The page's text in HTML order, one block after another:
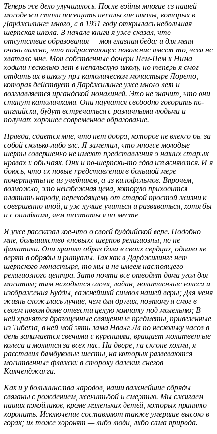
Теперь же дело улучшилось. После войны многие из нашей
молодежи стали посещать непальские школы, которых в
Дарджилинге много, а в 1951 году открылась небольшая
шерпская школа. В начале книги я уже сказал, что
отсутствие образования — моя главная беда; и для меня
очень важно, что подрастающее поколение имеет то, чего не
хватало мне. Мои собственные дочери Пем-Пем и Нима
ходили несколько лет в непальскую школу, но теперь я смог
отдать их в школу при католическом монастыре Лорето,
которая действует в Дарджилинге уже много лет и
возглавляется ирландской монахиней. Это не значит, что они
станут католичками. Они научатся свободно говорить по-
английски, будут встречаться с различными людьми и
получат хорошее современное образование.
Правда, сдается мне, что нет добра, которое не влекло бы за
собой сколько-либо зла. Я заметил, что многие молодые
шерпы совершенно не имеют представления о наших старых
нравах и обычаях. Они и по-шерпски-то едва изъясняются. И я
боюсь, что их новые представления в большой мере
почерпнуты не из учебников, а из кинофильмов. Впрочем,
возможно, это неизбежная цена, которую приходится
платить народу, переходящему от старой простой жизни к
совершенно иной, и уж лучше учиться и развиваться, хотя бы
и с ошибками, чем топтаться на месте.
Я уже рассказал кое-что о своей буддийской вере. Подобно
мне, большинство «новых» шерпов религиозны, но не
фанатики. Они хранят образ бога в своих сердцах, однако не
верят в обряды и ритуалы. Так как в Дарджилинге нет
шерпского монастыря, то мы и не имеем настоящего
религиозного центра. Зато почти все отводят дома угол для
молитвы; там находятся свечи, ладан, молитвенные колеса и
изображения Будды, важнейший символ нашей веры; Для меня
жизнь сложилась лучше, чем для других, поэтому я смог в
своем новом доме отвести целую комнату под молельню; В
ней хранятся драгоценные священные предметы, привезенные
из Тибета, в ней мой зять лама Нванг Ла по нескольку часов в
день занимается свечами и курениями, вращает молитвенные
колеса и молится за всех нас. На дворе, на склоне холма, я
расставил бамбуковые шесты, на которых развеваются
молитвенные флажки в сторону далеких снегов
Канченджанги.
Как и у большинства народов, наши важнейшие обряды
связаны с рождением, женитьбой и смертью. Мы сжигаем
наших покойников, кроме маленьких детей, которых принято
хоронить. Исключение составляют также умершие высоко в
горах; их тоже хоронят — либо люди, либо сама природа.